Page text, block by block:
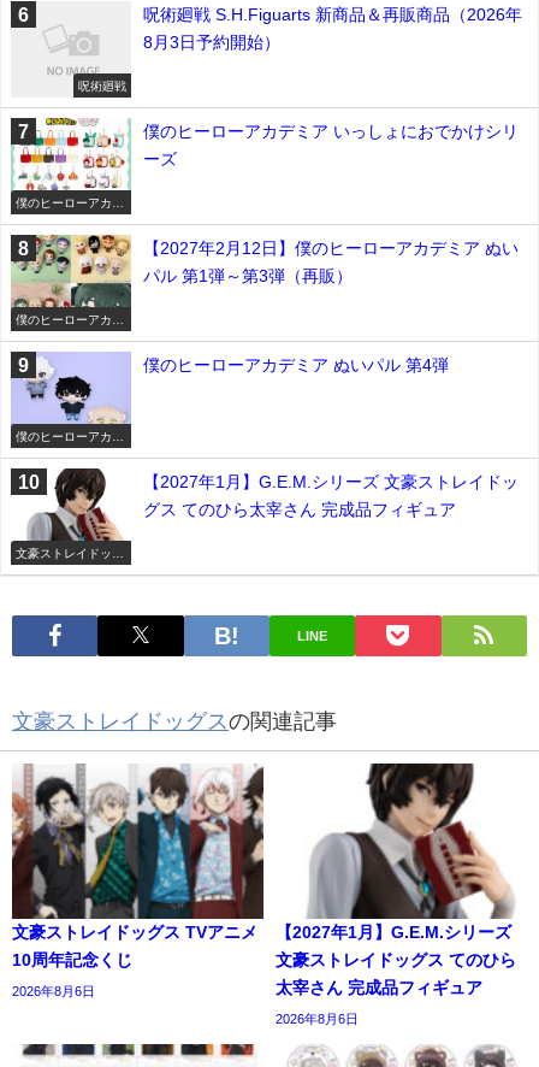
呪術廻戦
呪術廻戦 S.H.Figuarts 新商品＆再販商品（2026年
8月3日予約開始）
僕のヒーローアカデ
僕のヒーローアカデミア いっしょにおでかけシリ
ーズ
僕のヒーローアカデ
【2027年2月12日】僕のヒーローアカデミア ぬい
パル 第1弾～第3弾（再販）
僕のヒーローアカデ
僕のヒーローアカデミア ぬいパル 第4弾
文豪ストレイドッグ
【2027年1月】G.E.M.シリーズ 文豪ストレイドッ
グス てのひら太宰さん 完成品フィギュア
LINE
文豪ストレイドッグスの関連記事
文豪ストレイドッグス TVアニメ
10周年記念くじ
2026年8月6日
【2027年1月】G.E.M.シリーズ
文豪ストレイドッグス てのひら
太宰さん 完成品フィギュア
2026年8月6日